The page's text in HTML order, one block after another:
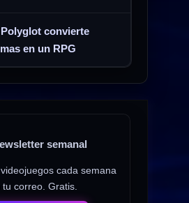
convierte
en un RPG
semanal
cada semana
tu correo. Gratis.